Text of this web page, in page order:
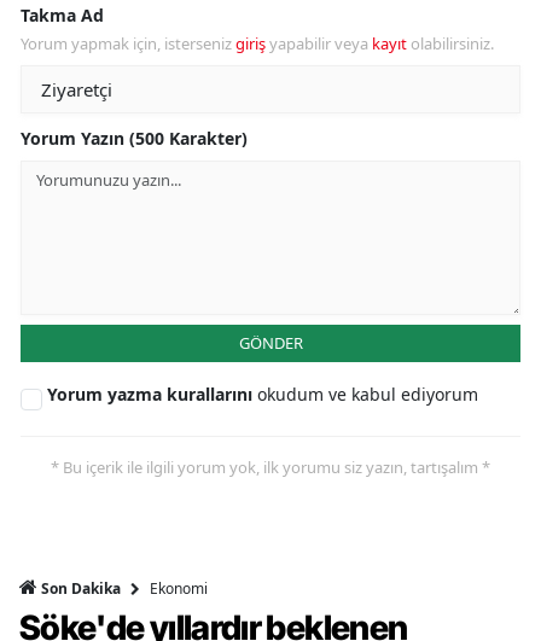
Takma Ad
Yorum yapmak için, istersenizgirişyapabilir veya kayıt olabilirsiniz.
Yorum Yazın (500 Karakter)
GÖNDER
Yorum yazma kurallarını okudum ve kabul ediyorum
* Bu içerik ile ilgili yorum yok, ilk yorumu siz yazın, tartışalım *
Son Dakika Ekonomi
Söke'de yıllardır beklenen